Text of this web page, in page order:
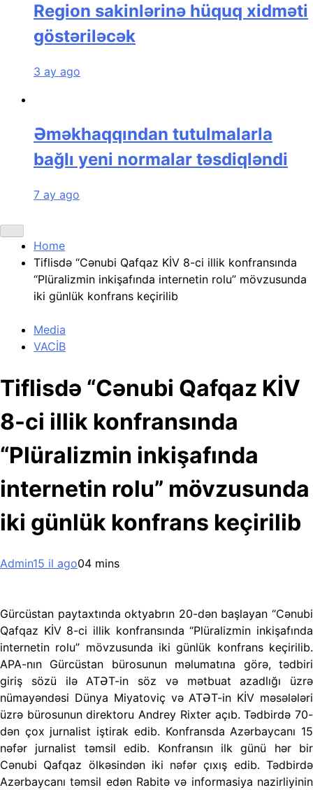
Region sakinlərinə hüquq xidməti
göstəriləcək
3 ay ago
Əməkhaqqından tutulmalarla
bağlı yeni normalar təsdiqləndi
7 ay ago
Home
Tiflisdə “Cənubi Qafqaz KİV 8-ci illik konfransında
“Plüralizmin inkişafında internetin rolu” mövzusunda
iki günlük konfrans keçirilib
Media
VACİB
Tiflisdə “Cənubi Qafqaz KİV
8-ci illik konfransında
“Plüralizmin inkişafında
internetin rolu” mövzusunda
iki günlük konfrans keçirilib
Admin15 il ago04 mins
Gürcüstan paytaxtında oktyabrın 20-dən başlayan “Cənubi
Qafqaz KİV 8-ci illik konfransında “Plüralizmin inkişafında
internetin rolu” mövzusunda iki günlük konfrans keçirilib.
APA-nın Gürcüstan bürosunun məlumatına görə, tədbiri
giriş sözü ilə ATƏT-in söz və mətbuat azadlığı üzrə
nümayəndəsi Dünya Miyatoviç və ATƏT-in KİV məsələləri
üzrə bürosunun direktoru Andrey Rixter açıb. Tədbirdə 70-
dən çox jurnalist iştirak edib. Konfransda Azərbaycanı 15
nəfər jurnalist təmsil edib. Konfransın ilk günü hər bir
Cənubi Qafqaz ölkəsindən iki nəfər çıxış edib. Tədbirdə
Azərbaycanı təmsil edən Rabitə və informasiya nazirliyinin